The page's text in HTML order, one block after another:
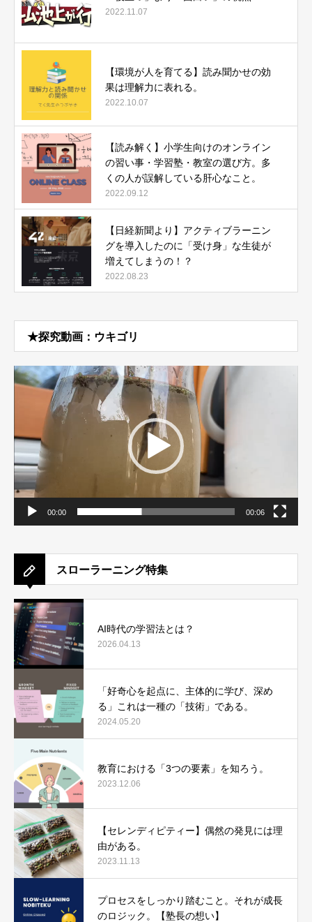
2022.11.07
【環境が人を育てる】読み聞かせの効
果は理解力に表れる。
2022.10.07
【読み解く】小学生向けのオンライン
の習い事・学習塾・教室の選び方。多
くの人が誤解している肝心なこと。
2022.09.12
【日経新聞より】アクティブラーニン
グを導入したのに「受け身」な生徒が
増えてしまうの！？
2022.08.23
★探究動画：ウキゴリ
動
画
プ
00:00 00:06
スローラーニング特集
AI時代の学習法とは？
2026.04.13
「好奇心を起点に、主体的に学び、深め
る」これは一種の「技術」である。
2024.05.20
教育における「3つの要素」を知ろう。
2023.12.06
【セレンディピティー】偶然の発見には理
由がある。
2023.11.13
プロセスをしっかり踏むこと。それが成長
のロジック。【塾長の想い】